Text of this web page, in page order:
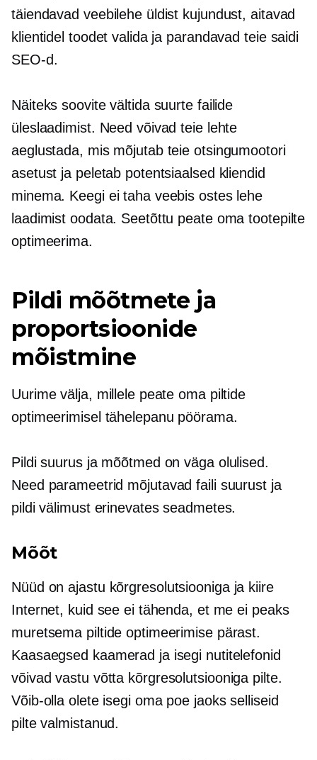
täiendavad veebilehe üldist kujundust, aitavad
klientidel toodet valida ja parandavad teie saidi
SEO-d.
Näiteks soovite vältida suurte failide
üleslaadimist. Need võivad teie lehte
aeglustada, mis mõjutab teie otsingumootori
asetust ja peletab potentsiaalsed kliendid
minema. Keegi ei taha veebis ostes lehe
laadimist oodata. Seetõttu peate oma tootepilte
optimeerima.
Pildi mõõtmete ja
proportsioonide
mõistmine
Uurime välja, millele peate oma piltide
optimeerimisel tähelepanu pöörama.
Pildi suurus ja mõõtmed on väga olulised.
Need parameetrid mõjutavad faili suurust ja
pildi välimust erinevates seadmetes.
Mõõt
Nüüd on ajastu kõrgresolutsioonigaja kiire
Internet, kuid see ei tähenda, et me ei peaks
muretsema piltide optimeerimise pärast.
Kaasaegsed kaamerad ja isegi nutitelefonid
võivad vastu võtta kõrgresolutsiooniga pilte.
Võib-olla olete isegi oma poe jaoks selliseid
pilte valmistanud.